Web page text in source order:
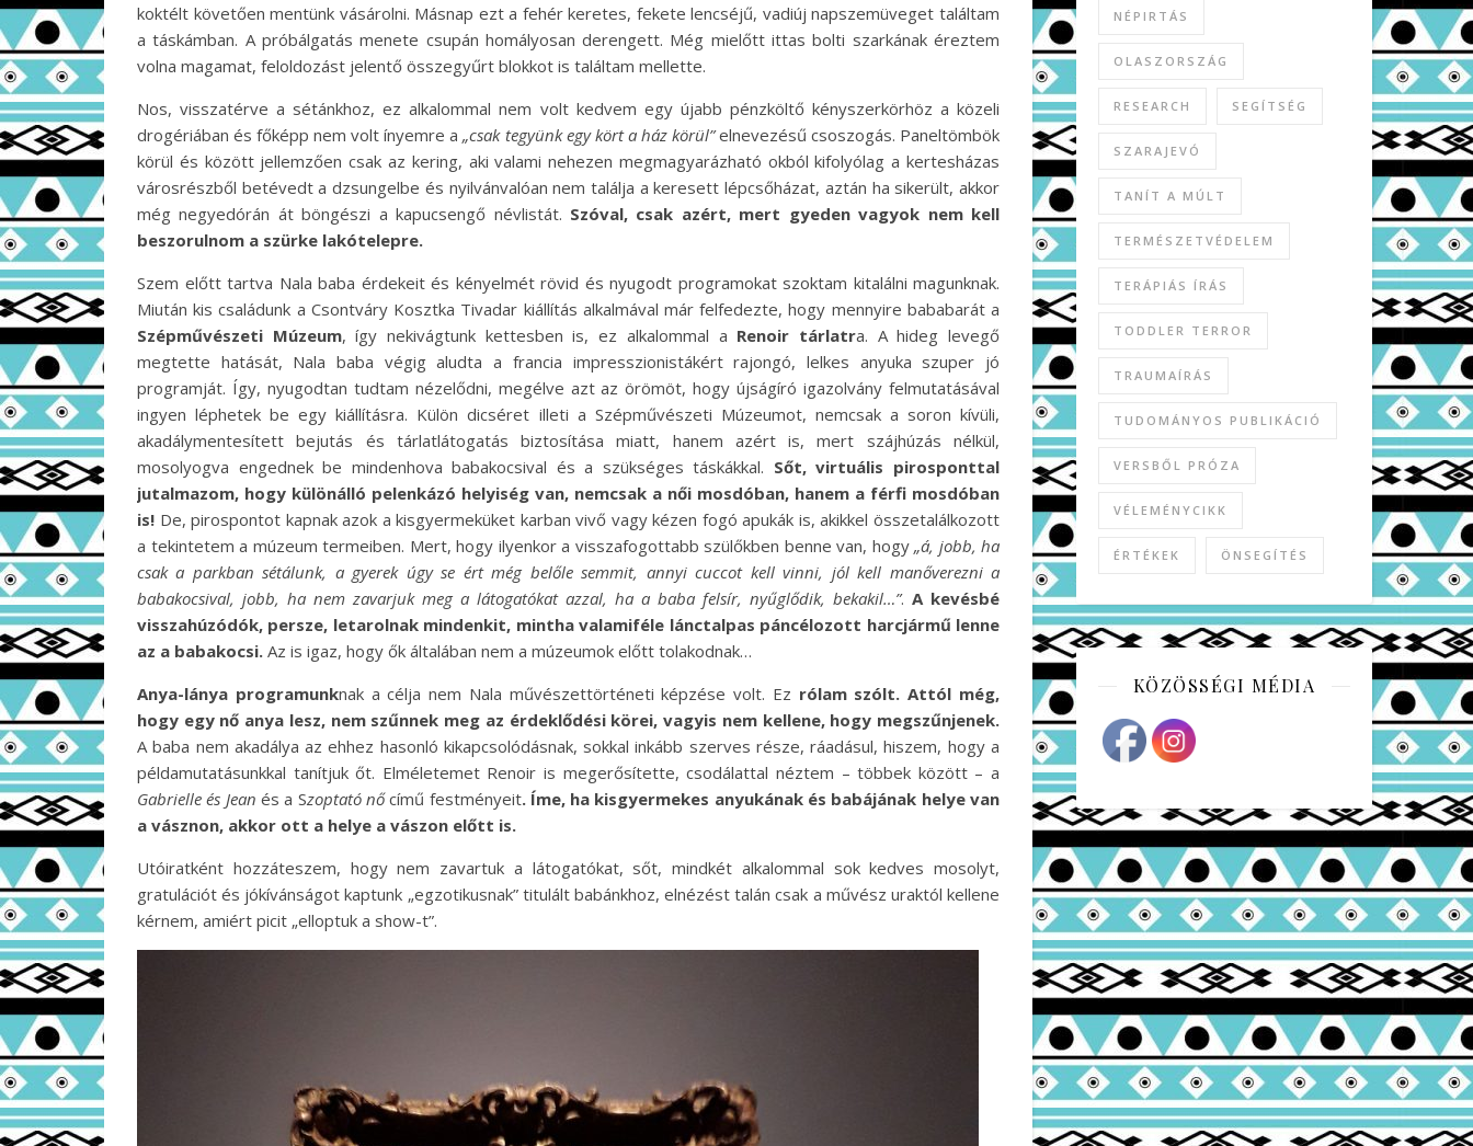
koktélt követően mentünk vásárolni. Másnap ezt a fehér keretes, fekete lencséjű, vadiúj napszemüveget találtam
a táskámban. A próbálgatás menete csupán homályosan derengett. Még mielőtt ittas bolti szarkának éreztem
volna magamat, feloldozást jelentő összegyűrt blokkot is találtam mellette.
Nos, visszatérve a sétánkhoz, ez alkalommal nem volt kedvem egy újabb pénzköltő kényszerkörhöz a közeli
drogériában és főképp nem volt ínyemre a „csak tegyünk egy kört a ház körül”elnevezésű csoszogás. Paneltömbök
körül és között jellemzően csak az kering, aki valami nehezen megmagyarázható okból kifolyólag a kertesházas
városrészből betévedt a dzsungelbe és nyilvánvalóan nem találja a keresett lépcsőházat, aztán ha sikerült, akkor
még negyedórán át böngészi a kapucsengő névlistát. Szóval, csak azért, mert gyeden vagyok nem kell
beszorulnom a szürke lakótelepre.
Szem előtt tartva Nala baba érdekeit és kényelmét rövid és nyugodt programokat szoktam kitalálni magunknak.
Miután kis családunk a Csontváry Kosztka Tivadar kiállítás alkalmával már felfedezte, hogy mennyire bababarát a
Szépművészeti Múzeum, így nekivágtunk kettesben is, ez alkalommal a Renoir tárlatra. A hideg levegő
megtette hatását, Nala baba végig aludta a francia impresszionistákért rajongó, lelkes anyuka szuper jó
programját. Így, nyugodtan tudtam nézelődni, megélve azt az örömöt, hogy újságíró igazolvány felmutatásával
ingyen léphetek be egy kiállításra. Külön dicséret illeti a Szépművészeti Múzeumot, nemcsak a soron kívüli,
akadálymentesített bejutás és tárlatlátogatás biztosítása miatt, hanem azért is, mert szájhúzás nélkül,
mosolyogva engednek be mindenhova babakocsival és a szükséges táskákkal. Sőt, virtuális pirosponttal
jutalmazom, hogy különálló pelenkázó helyiség van, nemcsak a női mosdóban, hanem a férfi mosdóban
is! De, pirospontot kapnak azok a kisgyermeküket karban vivő vagy kézen fogó apukák is, akikkel összetalálkozott
a tekintetem a múzeum termeiben. Mert, hogy ilyenkor a visszafogottabb szülőkben benne van, hogy „á, jobb, ha
csak a parkban sétálunk, a gyerek úgy se ért még belőle semmit, annyi cuccot kell vinni, jól kell manőverezni a
babakocsival, jobb, ha nem zavarjuk meg a látogatókat azzal, ha a baba felsír, nyűglődik, bekakil…”. A kevésbé
visszahúzódók, persze, letarolnak mindenkit, mintha valamiféle lánctalpas páncélozott harcjármű lenne
az a babakocsi. Az is igaz, hogy ők általában nem a múzeumok előtt tolakodnak…
Anya-lánya programunknak a célja nem Nala művészettörténeti képzése volt. Ez rólam szólt. Attól még,
hogy egy nő anya lesz, nem szűnnek meg az érdeklődési körei, vagyis nem kellene, hogy megszűnjenek.
A baba nem akadálya az ehhez hasonló kikapcsolódásnak, sokkal inkább szerves része, ráadásul, hiszem, hogy a
példamutatásunkkal tanítjuk őt. Elméletemet Renoir is megerősítette, csodálattal néztem – többek között – a
Gabrielle és Jean és a Szoptató nőcímű festményeit. Íme, ha kisgyermekes anyukának és babájának helye van
a vásznon, akkor ott a helye a vászon előtt is.
Utóiratként hozzáteszem, hogy nem zavartuk a látogatókat, sőt, mindkét alkalommal sok kedves mosolyt,
gratulációt és jókívánságot kaptunk „egzotikusnak” titulált babánkhoz, elnézést talán csak a művész uraktól kellene
kérnem, amiért picit „elloptuk a show-t”.
NÉPIRTÁS
OLASZORSZÁG
RESEARCH SEGÍTSÉG
SZARAJEVÓ
TANÍT A MÚLT
TERMÉSZETVÉDELEM
TERÁPIÁS ÍRÁS
TODDLER TERROR
TRAUMAÍRÁS
TUDOMÁNYOS PUBLIKÁCIÓ
VERSBŐL PRÓZA
VÉLEMÉNYCIKK
ÉRTÉKEK ÖNSEGÍTÉS
KÖZÖSSÉGI MÉDIA